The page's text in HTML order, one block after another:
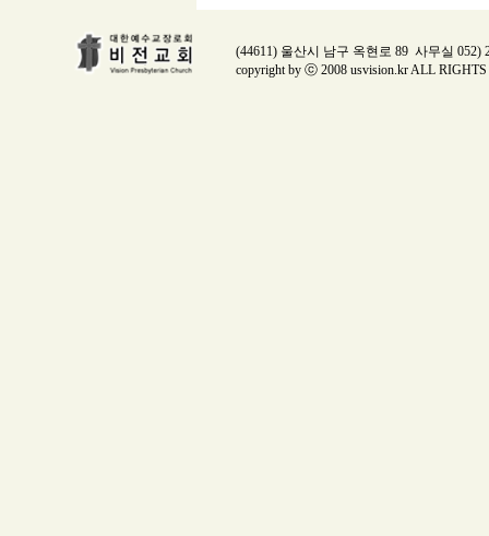
(44611) 울산시 남구 옥현로 89 사무실 052)
copyright by ⓒ 2008 usvision.kr ALL RIGHTS